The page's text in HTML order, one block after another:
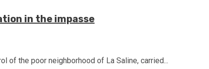
in the impasse
of the poor neighborhood of La Saline, carried...